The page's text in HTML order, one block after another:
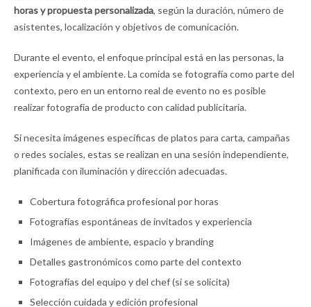
horas y propuesta personalizada, según la duración, número de
asistentes, localización y objetivos de comunicación.
Durante el evento, el enfoque principal está en las personas, la
experiencia y el ambiente. La comida se fotografía como parte del
contexto, pero en un entorno real de evento no es posible
realizar fotografía de producto con calidad publicitaria.
Si necesita imágenes específicas de platos para carta, campañas
o redes sociales, estas se realizan en una sesión independiente,
planificada con iluminación y dirección adecuadas.
Cobertura fotográfica profesional por horas
Fotografías espontáneas de invitados y experiencia
Imágenes de ambiente, espacio y branding
Detalles gastronómicos como parte del contexto
Fotografías del equipo y del chef (si se solicita)
Selección cuidada y edición profesional